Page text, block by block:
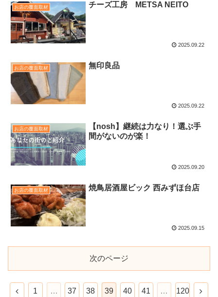
お店の覆面取材 チーズ工房 METSA NEITO
2025.09.22
お店の覆面取材 無印良品
2025.09.22
お店の覆面取材
【nosh】継続は力なり！選ぶ手
間がないのが楽！
2025.09.20
お店の覆面取材 焼鳥居酒屋ビック 西みずほ台店
2025.09.15
次のページ
1 … 37 38 39 40 41 … 120